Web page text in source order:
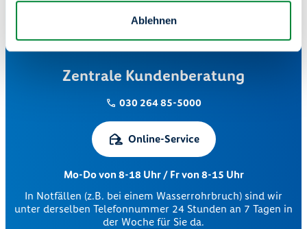
Ablehnen
Zentrale Kundenberatung
030 264 85-5000
Online-Service
Mo-Do von 8-18 Uhr / Fr von 8-15 Uhr
In Notfällen (z.B. bei einem Wasserrohrbruch) sind wir
unter derselben Telefonnummer 24 Stunden an 7 Tagen in
der Woche für Sie da.